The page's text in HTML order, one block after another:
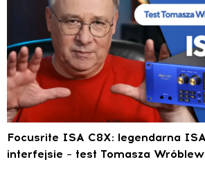
Focusrite ISA C8X: legendarna
interfejsie – test Tomasza